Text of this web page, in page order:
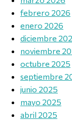
febrero 2026
enero 2026
diciembre
noviembre
octubre 2025
septiembre
junio 2025
mayo 2025
abril 2025